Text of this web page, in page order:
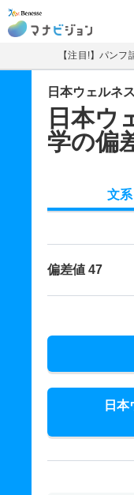
マナビ
【注目!】パン
日本ウェルネ
日本ウ
学の偏
文系
偏差値 47
日